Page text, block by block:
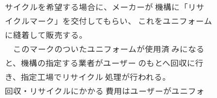
サイクルを希望する場合に、メーカーが 機構に「リサ
イクルマーク」を交付してもらい、 これをユニフォーム
に縫着して販売する。
このマークのついたユニフォームが使用済 みになる
と、機構の指定する業者がユーザー のもとへ回収に行
き、指定工場でリサイクル 処理が行われる。
回収・リサイクルにかかる 費用はユーザーがユニフォ